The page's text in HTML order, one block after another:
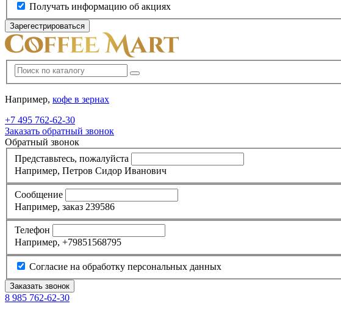
Получать информацию об акциях
Например, кофе в зернах
+7 495 762-62-30
Заказать обратный звонок
Обратный звонок
Представьтесь, пожалуйста
Например, Петров Сидор Иванович
Сообщение
Например, заказ 239586
Телефон
Например, +79851568795
Согласие на обработку персональных данных
8 985 762-62-30